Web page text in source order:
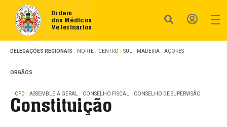
Ordem
dos Médicos
Veterinários
DELEGAÇÕES REGIONAIS NORTE CENTRO SUL MADEIRA AÇORES
ORGÃOS
CPD ASSEMBLEIA GERAL CONSELHO FISCAL CONSELHO DE SUPERVISÃO
Constituição